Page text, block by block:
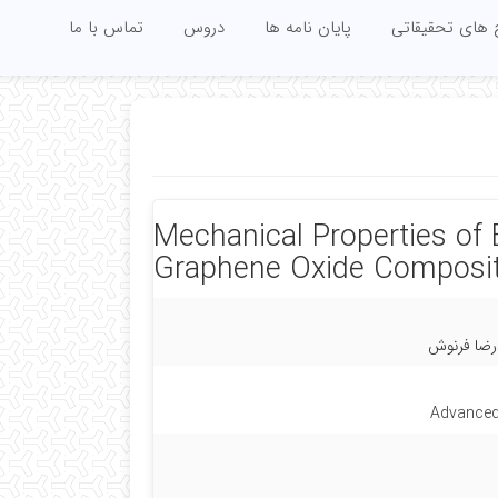
تحقیقاتی پایان نامه ها دروس تماس با ما
Mechanical Properties of
Graphene Oxide
فرنوش